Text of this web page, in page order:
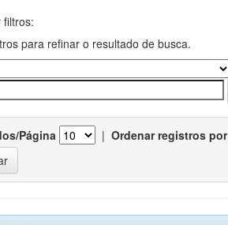
filtros:
para refinar o resultado de busca.
Página | Ordenar registros por